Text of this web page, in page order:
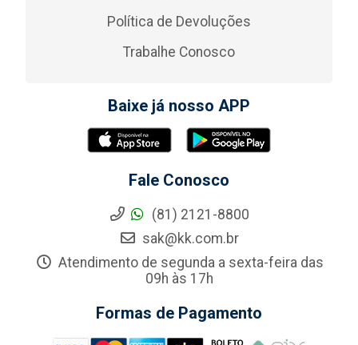
Política de Devoluções
Trabalhe Conosco
Baixe já nosso APP
Fale Conosco
(81) 2121-8800
sak@kk.com.br
Atendimento de segunda a sexta-feira das
09h às 17h
Formas de Pagamento